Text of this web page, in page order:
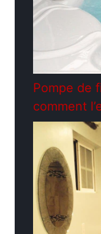
Pompe de
comment